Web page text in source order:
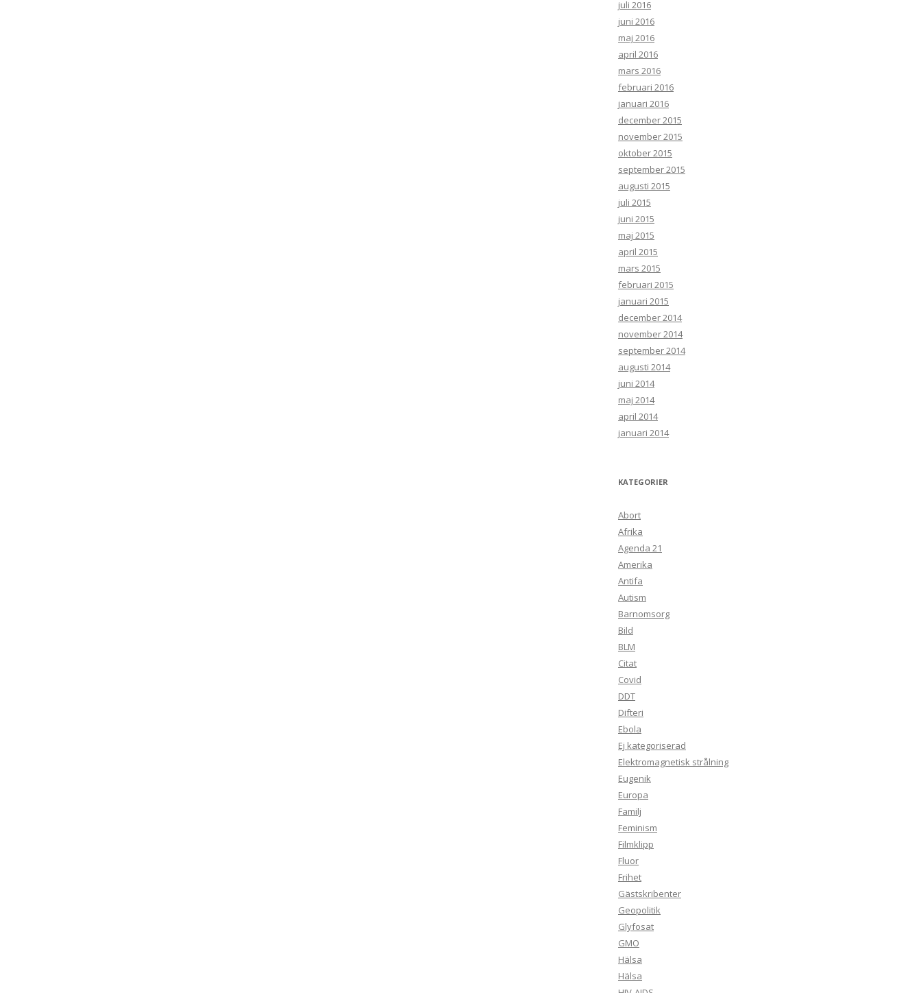
juli 2016
juni 2016
maj 2016
april 2016
mars 2016
februari 2016
januari 2016
december 2015
november 2015
oktober 2015
september 2015
augusti 2015
juli 2015
juni 2015
maj 2015
april 2015
mars 2015
februari 2015
januari 2015
december 2014
november 2014
september 2014
augusti 2014
juni 2014
maj 2014
april 2014
januari 2014
KATEGORIER
Abort
Afrika
Agenda 21
Amerika
Antifa
Autism
Barnomsorg
Bild
BLM
Citat
Covid
DDT
Difteri
Ebola
Ej kategoriserad
Elektromagnetisk strålning
Eugenik
Europa
Familj
Feminism
Filmklipp
Fluor
Frihet
Gästskribenter
Geopolitik
Glyfosat
GMO
Hälsa
Hälsa